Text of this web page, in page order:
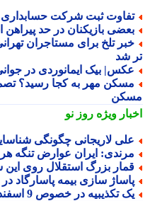
ثبت شرکت حسابداری
بازیکنان در حد پیراهن
شد
بیک ایمانوردی در جوانی و
ویژهروز نو
لاریجانی چگونگی شناسایی
ایران عوارض تنگه هرمز
بزرگ استقلال روی این
سازی بیمه پاسارگاد در ارومیه با هزینه
تکذیبیه در خصوص 9 اسفند و حمله به بیت رهبری